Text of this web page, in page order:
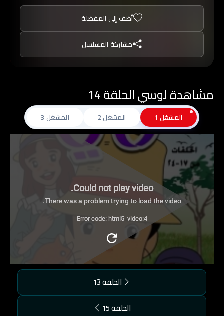
الشيء ومتذمرة عكس لوسي تماماً ولكنهما يتعلمان
أشياء جديدة يخوضان تجارب تستحق المشاهدة, دراما
مشوقة تحمل طباع اجتماعي لتواجه هذه الأسرة
الكثير من المواقف المتعبة الصعبة.
أضف إلى المفضلة
مشاركة المسلسل
مشاهدة لوسي الحلقة 14
المشغل 1 المشغل 2 المشغل 3
Could not play video.
There was a problem trying to load the video.
Error code: html5_video:4
الحلقة 13
الحلقة 15